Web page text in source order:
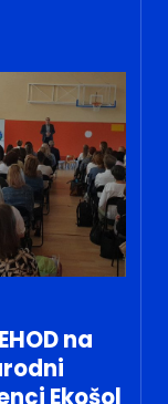
na
Ekošol